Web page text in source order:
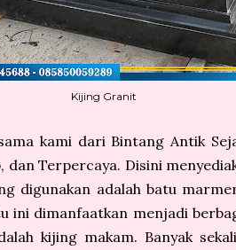
Kijing Granit
kami dari Bintang Antik
dan Terpercaya. Disini
digunakan adalah batu
ini dimanfaatkan menjadi
kijing makam. Banyak